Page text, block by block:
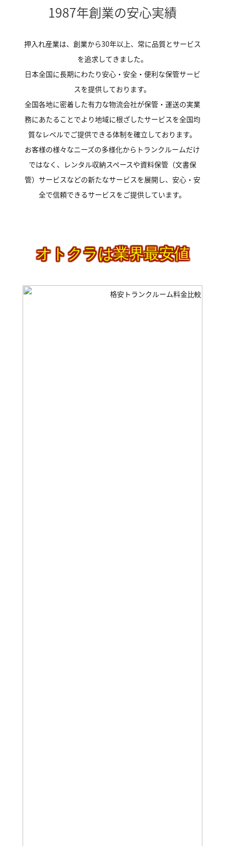
1987年創業の安心実績
押入れ産業は、創業から30年以上、常に品質とサービス
を追求してきました。
日本全国に長期にわたり安心・安全・便利な保管サービ
スを提供しております。
全国各地に密着した有力な物流会社が保管・運送の実業
務にあたることでより地域に根ざしたサービスを全国均
質なレベルでご提供できる体制を確立しております。
お客様の様々なニーズの多様化からトランクルームだけ
ではなく、レンタル収納スペースや資料保管（文書保
管）サービスなどの新たなサービスを展開し、安心・安
全で信頼できるサービスをご提供しています。
オトクラは業界最安値